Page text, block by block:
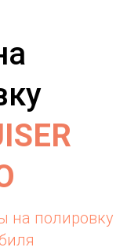
на полировку